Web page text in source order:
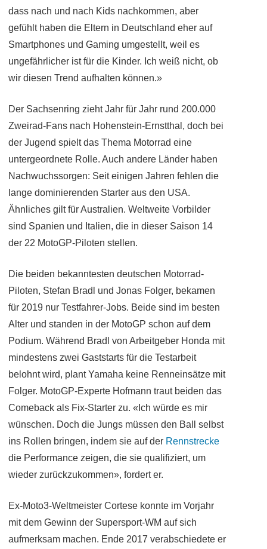
dass nach und nach Kids nachkommen, aber
gefühlt haben die Eltern in Deutschland eher auf
Smartphones und Gaming umgestellt, weil es
ungefährlicher ist für die Kinder. Ich weiß nicht, ob
wir diesen Trend aufhalten können.»
Der Sachsenring zieht Jahr für Jahr rund 200.000
Zweirad-Fans nach Hohenstein-Ernstthal, doch bei
der Jugend spielt das Thema Motorrad eine
untergeordnete Rolle. Auch andere Länder haben
Nachwuchssorgen: Seit einigen Jahren fehlen die
lange dominierenden Starter aus den USA.
Ähnliches gilt für Australien. Weltweite Vorbilder
sind Spanien und Italien, die in dieser Saison 14
der 22 MotoGP-Piloten stellen.
Die beiden bekanntesten deutschen Motorrad-
Piloten, Stefan Bradl und Jonas Folger, bekamen
für 2019 nur Testfahrer-Jobs. Beide sind im besten
Alter und standen in der MotoGP schon auf dem
Podium. Während Bradl von Arbeitgeber Honda mit
mindestens zwei Gaststarts für die Testarbeit
belohnt wird, plant Yamaha keine Renneinsätze mit
Folger. MotoGP-Experte Hofmann traut beiden das
Comeback als Fix-Starter zu. «Ich würde es mir
wünschen. Doch die Jungs müssen den Ball selbst
ins Rollen bringen, indem sie auf der Rennstrecke
die Performance zeigen, die sie qualifiziert, um
wieder zurückzukommen», fordert er.
Ex-Moto3-Weltmeister Cortese konnte im Vorjahr
mit dem Gewinn der Supersport-WM auf sich
aufmerksam machen. Ende 2017 verabschiedete er